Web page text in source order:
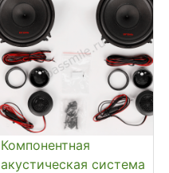
Компонентная
акустическая система